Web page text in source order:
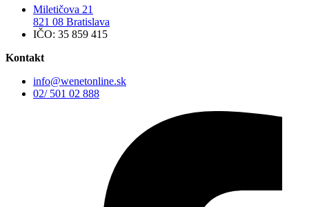
Miletičova 21
821 08 Bratislava
IČO: 35 859 415
Kontakt
info@wenetonline.sk
02/ 501 02 888